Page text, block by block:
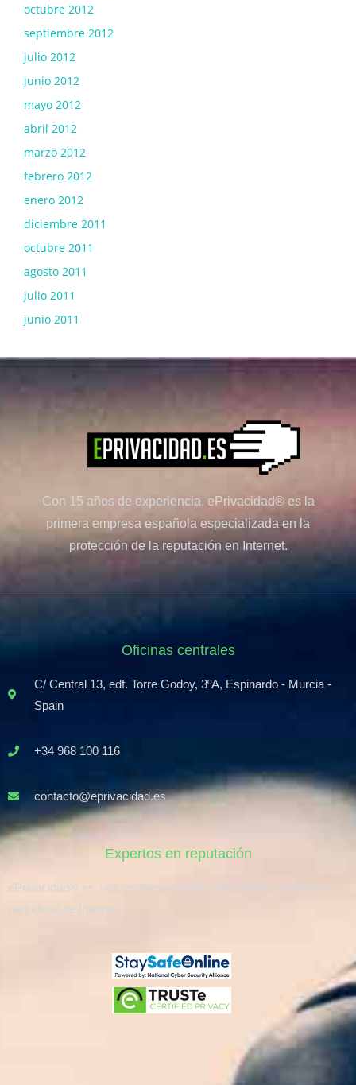
octubre 2012
septiembre 2012
julio 2012
junio 2012
mayo 2012
abril 2012
marzo 2012
febrero 2012
enero 2012
diciembre 2011
octubre 2011
agosto 2011
julio 2011
junio 2011
Con 15 años de experiencia, ePrivacidad® es la
primera empresa española especializada en la
protección de la reputación en Internet.
Oficinas centrales
C/ Central 13, edf. Torre Godoy, 3ºA, Espinardo - Murcia -
Spain
+34 968 100 116
contacto@eprivacidad.es
Expertos en reputación
ePrivacidad® es una empresa experta en eliminar contenido
perjudicial de Internet.